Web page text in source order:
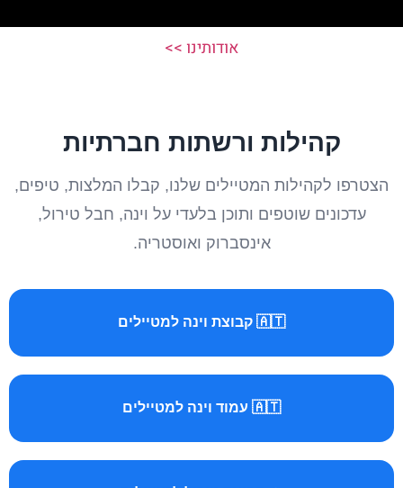
אודותינו >>
קהילות ורשתות חברתיות
הצטרפו לקהילות המטיילים שלנו, קבלו המלצות, טיפים,
עדכונים שוטפים ותוכן בלעדי על וינה, חבל טירול,
אינסברוק ואוסטריה.
🇦🇹 קבוצת וינה למטיילים
🇦🇹 עמוד וינה למטיילים